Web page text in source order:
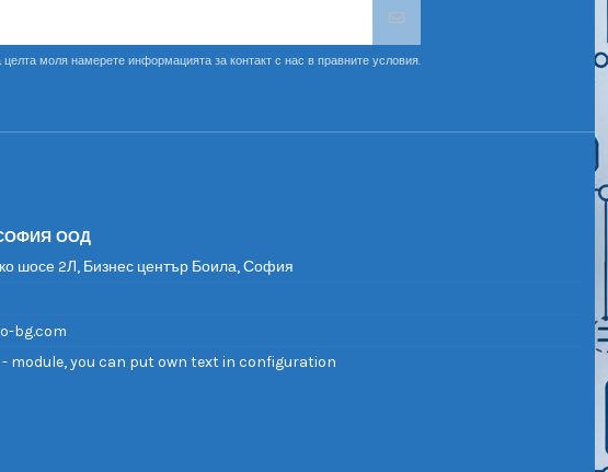
моля намерете информацията за контакт с нас в правните условия.
ООД
шосе 2Л, Бизнес център Боила, София
bg.com
module, you can put own text in configuration